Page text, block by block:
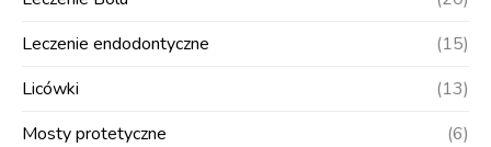
Leczenie endodontyczne
(15)
Licówki
(13)
Mosty protetyczne
(6)